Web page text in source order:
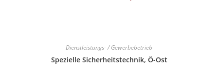
Dienstleistungs- / Gewerbebetrieb
Spezielle Sicherheitstechnik, Ö-Ost